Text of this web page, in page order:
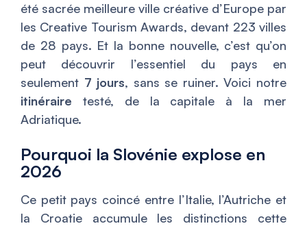
été sacrée meilleure ville créative d’Europe par
les Creative Tourism Awards, devant 223 villes
de 28 pays. Et la bonne nouvelle, c’est qu’on
peut découvrir l’essentiel du pays en
seulement 7 jours, sans se ruiner. Voici notre
itinéraire testé, de la capitale à la mer
Adriatique.
Pourquoi la Slovénie explose en
2026
Ce petit pays coincé entre l’Italie, l’Autriche et
la Croatie accumule les distinctions cette